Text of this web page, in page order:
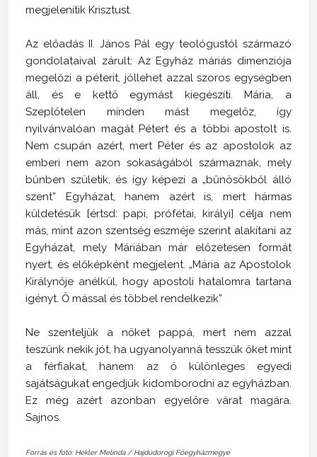
megjelenítik Krisztust.
Az előadás II. János Pál egy teológustól származó
gondolataival zárult: Az Egyház máriás dimenziója
megelőzi a péterit, jóllehet azzal szoros egységben
áll, és e kettő egymást kiegészíti. Mária, a
Szeplőtelen minden mást megelőz, így
nyilvánvalóan magát Pétert és a többi apostolt is.
Nem csupán azért, mert Péter és az apostolok az
emberi nem azon sokaságából származnak, mely
bűnben születik, és így képezi a „bűnösökből álló
szent” Egyházat, hanem azért is, mert hármas
küldetésük [értsd: papi, prófétai, királyi] célja nem
más, mint azon szentség eszméje szerint alakítani az
Egyházat, mely Máriában már előzetesen formát
nyert, és előképként megjelent. „Mária az Apostolok
Királynője anélkül, hogy apostoli hatalomra tartana
igényt. Ő mással és többel rendelkezik”
Ne szenteljük a nőket pappá, mert nem azzal
teszünk nekik jót, ha ugyanolyanná tesszük őket mint
a férfiakat, hanem az ő különleges egyedi
sajátságukat engedjük kidomborodni az egyházban.
Ez még azért azonban egyelőre várat magára.
Sajnos.
Forrás és fotó: Hekler Melinda / Hajdúdorogi Főegyházmegye